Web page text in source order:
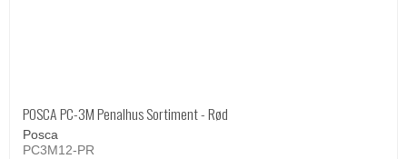
POSCA PC-3M Penalhus Sortiment - Rød
Posca
PC3M12-PR